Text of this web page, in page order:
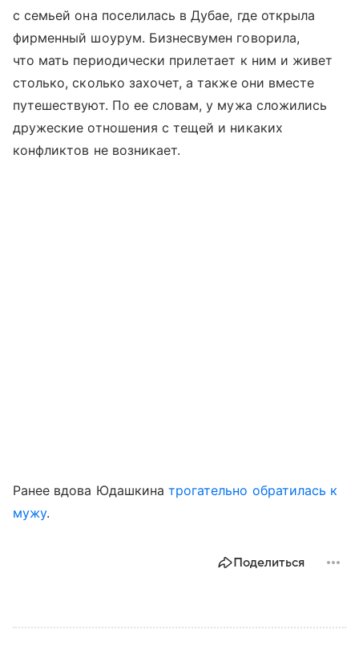
с семьей она поселилась в Дубае, где открыла
фирменный шоурум. Бизнесвумен говорила,
что мать периодически прилетает к ним и живет
столько, сколько захочет, а также они вместе
путешествуют. По ее словам, у мужа сложились
дружеские отношения с тещей и никаких
конфликтов не возникает.
Ранее вдова Юдашкинатрогательно обратилась к
мужу.
Поделиться